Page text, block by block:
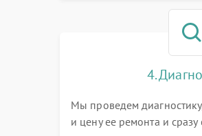
4.
Мы проведем
и цену ее ремонта и